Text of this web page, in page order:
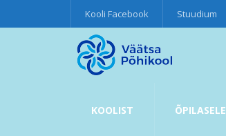
Kooli Facebook Stuudium
KOOLIST ÕPILASELE